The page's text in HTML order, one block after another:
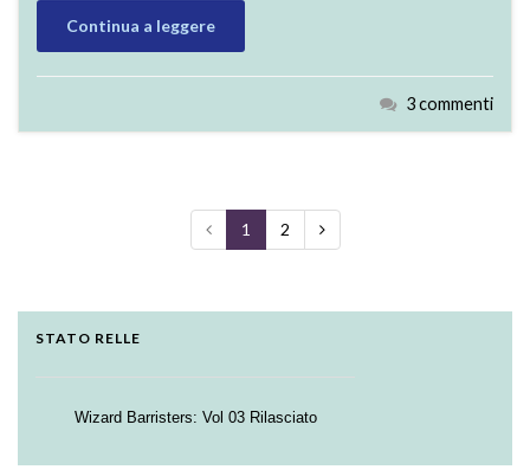
Continua a leggere
3 commenti
1 2
STATO RELLE
Strike the Blood - Valkyria no Oukoku-hen: